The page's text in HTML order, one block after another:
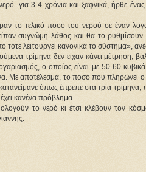
για 3-4 χρόνια και ξαφνικά, ήρθε
το τελικό ποσό του νερού σε έναν
συγνώμη λάθος και θα το
λειτουργεί κανονικά το σύστημα»,
τρίμηνα δεν είχαν κάνει μέτρηση,
ο οποίος είναι με 50-60
Με αποτέλεσμα, το ποσό που πληρώνει
όπως έπρεπε στα τρία τρίμηνα,
κανένα πρόβλημα.
το νερό κι έτσι κλέβουν τον